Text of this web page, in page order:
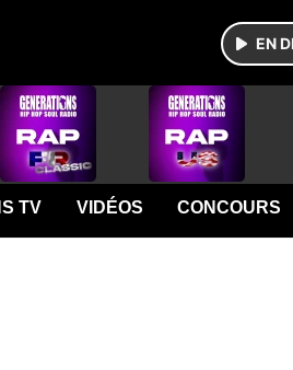
EN
TV VIDÉOS CONCOURS